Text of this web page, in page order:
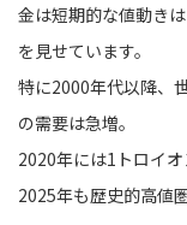
金は短期的な値動きは
を見せています。
特に2000年代以降、
の需要は急増。
2020年には1トロイ
2025年も歴史的高値